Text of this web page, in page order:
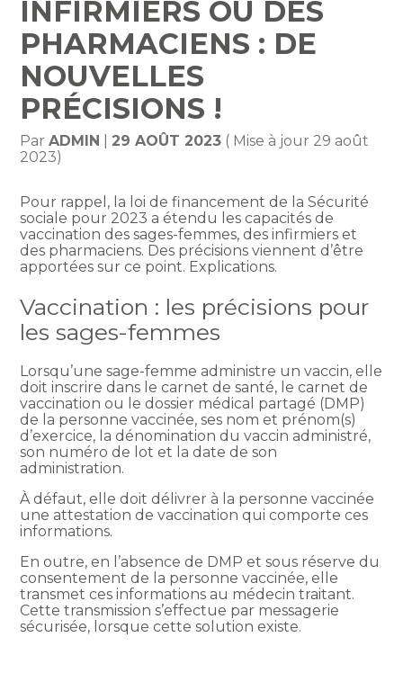
INFIRMIERS OU DES
PHARMACIENS : DE
NOUVELLES
PRÉCISIONS !
ParADMIN 29 AOÛT 2023 ( Mise à jour 29 août
2023)
Pour rappel, la loi de financement de la Sécurité
sociale pour 2023 a étendu les capacités de
vaccination des sages-femmes, des infirmiers et
des pharmaciens. Des précisions viennent d’être
apportées sur ce point. Explications.
Vaccination : les précisions pour
les sages-femmes
Lorsqu’une sage-femme administre un vaccin, elle
doit inscrire dans le carnet de santé, le carnet de
vaccination ou le dossier médical partagé (DMP)
de la personne vaccinée, ses nom et prénom(s)
d’exercice, la dénomination du vaccin administré,
son numéro de lot et la date de son
administration.
À défaut, elle doit délivrer à la personne vaccinée
une attestation de vaccination qui comporte ces
informations.
En outre, en l’absence de DMP et sous réserve du
consentement de la personne vaccinée, elle
transmet ces informations au médecin traitant.
Cette transmission s’effectue par messagerie
sécurisée, lorsque cette solution existe.